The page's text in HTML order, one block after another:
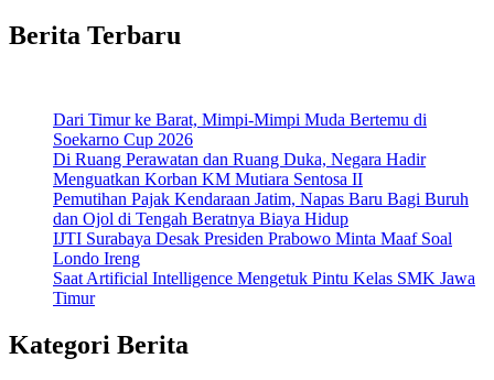
Berita Terbaru
Dari Timur ke Barat, Mimpi-Mimpi Muda Bertemu di
Soekarno Cup 2026
Di Ruang Perawatan dan Ruang Duka, Negara Hadir
Menguatkan Korban KM Mutiara Sentosa II
Pemutihan Pajak Kendaraan Jatim, Napas Baru Bagi Buruh
dan Ojol di Tengah Beratnya Biaya Hidup
IJTI Surabaya Desak Presiden Prabowo Minta Maaf Soal
Londo Ireng
Saat Artificial Intelligence Mengetuk Pintu Kelas SMK Jawa
Timur
Kategori Berita